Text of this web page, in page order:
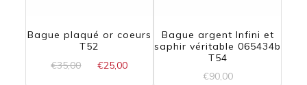
Bague plaqué or coeurs
T52
€35,00
Le€25,00
Bague argent Infini et
saphir véritable 065434b
T54
€90,00